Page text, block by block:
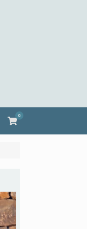
View
shopping
cart
0